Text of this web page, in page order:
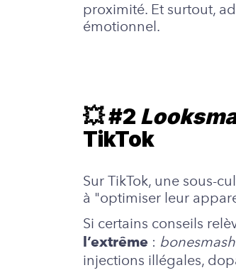
proximité. Et surtout,
émotionnel.
💥 #2
TikTok
Sur TikTok, une sous-
à "optimiser leur
Si certains conseils
l’extrême :
injections illégales,